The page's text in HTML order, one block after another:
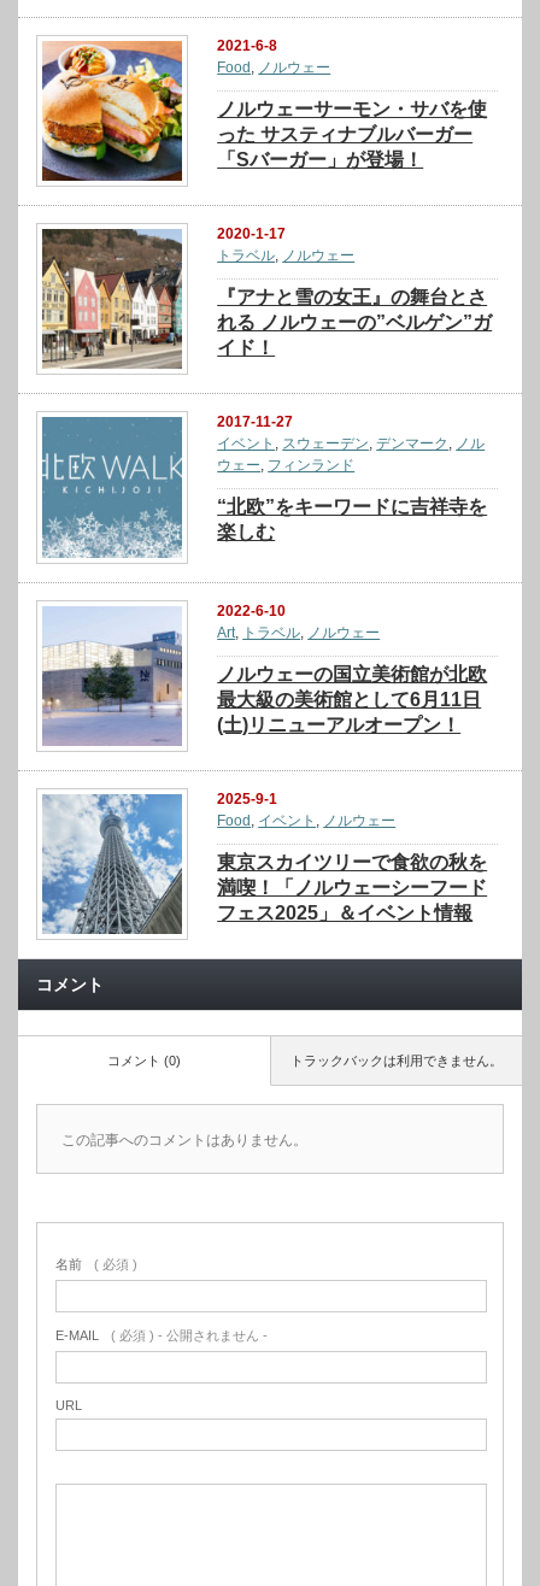
2021-6-8
Food
ノルウェー
ノルウェーサーモン・サバを使
った サスティナブルバーガー
「Sバーガー」が登場！
2020-1-17
トラベル, ノルウェー
『アナと雪の女王』の舞台とさ
れる ノルウェーの”ベルゲン”ガ
イド！
2017-11-27
イベント , スウェーデン,デンマーク , ノル
ウェー, フィンランド
“北欧”をキーワードに吉祥寺を
楽しむ
2022-6-10
Art
トラベル ノルウェー
ノルウェーの国立美術館が北欧
最大級の美術館として6月11日
(土)リニューアルオープン！
2025-9-1
Food , イベント , ノルウェー
東京スカイツリーで食欲の秋を
満喫！「ノルウェーシーフード
フェス2025」＆イベント情報
コメント
トラックバックは利用できません。
コメント (0)
この記事へのコメントはありません。
名前 ( 必須 )
E-MAIL ( 必須 ) - 公開されません -
URL